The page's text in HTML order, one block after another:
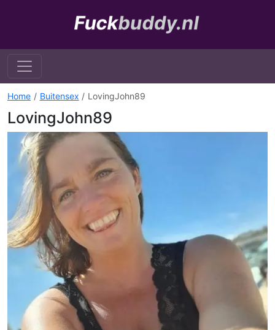
Home Buitensex LovingJohn89
LovingJohn89